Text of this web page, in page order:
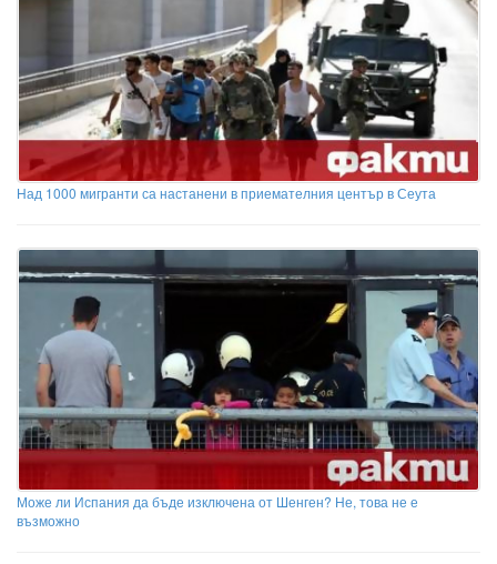
Над 1000 мигранти са настанени в приемателния център в Сеута
Може ли Испания да бъде изключена от Шенген? Не, това не е
възможно